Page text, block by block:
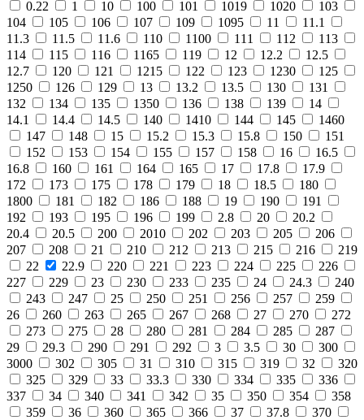
0.22
1 10 100 101 1019 1020
103
104
105 106 107 109 1095 11
11.1
11.3
11.5 11.6 110 1100 111 112
113
114
115 116 1165 119 12 12.2
12.5
12.7
120 121 1215 122 123 1230
125
1250
126 129 13 13.2 13.5 130
131
132
134 135 1350 136 138 139
14
14.1
14.4 14.5 140 1410 144 145
1460
147
148 15 15.2 15.3 15.8 150
151
152
153 154 155 157 158 16
16.5
16.8
160 161 164 165 17 17.8
17.9
172
173 175 178 179 18 18.5
180
1800
181 182 186 188 19 190
191
192
193 195 196 199 2.8 20
20.2
20.4
20.5 200 2010 202 203 205
206
207
208 21 210 212 213 215 216
219
22
22.9 220 221 223 224 225
226
227
229 23 230 233 235 24 24.3
240
243
247 25 250 251 256 257
259
26
260 263 265 267 268 27 270
272
273
275 28 280 281 284 285
287
29
29.3 290 291 292 3 3.5 30
300
3000
302 305 31 310 315 319 32
320
325
329 33 33.3 330 334 335
336
337
34 340 341 342 35 350 354
358
359
36 360 365 366 37 37.8
370